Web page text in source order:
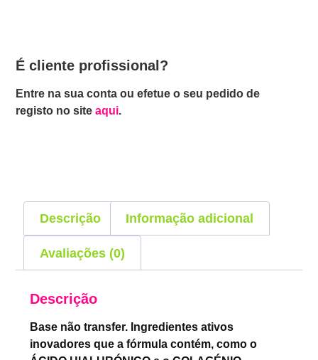
É cliente profissional?
Entre na sua conta ou efetue o seu pedido de
registo no siteaqui.
Descrição Informação adicional
Avaliações (0)
Descrição
Base não transfer. Ingredientes ativos
inovadores que a fórmula contém, como o